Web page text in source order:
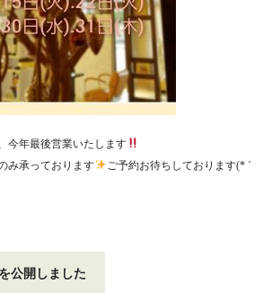
今年最後営業いたします
み承っております
ご予約お待ちしております(* ´
公開しました